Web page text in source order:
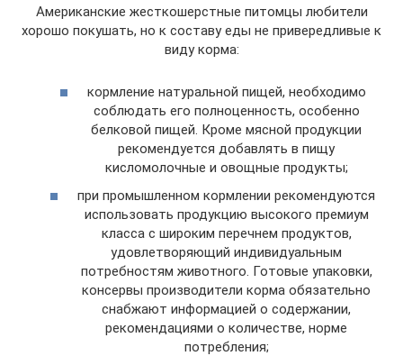
Американские жесткошерстные питомцы любители
хорошо покушать, но к составу еды не привередливые к
виду корма:
кормление натуральной пищей, необходимо
соблюдать его полноценность, особенно
белковой пищей. Кроме мясной продукции
рекомендуется добавлять в пищу
кисломолочные и овощные продукты;
при промышленном кормлении рекомендуются
использовать продукцию высокого премиум
класса с широким перечнем продуктов,
удовлетворяющий индивидуальным
потребностям животного. Готовые упаковки,
консервы производители корма обязательно
снабжают информацией о содержании,
рекомендациями о количестве, норме
потребления;